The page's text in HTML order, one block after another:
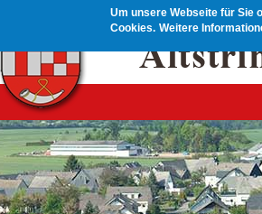
Um unsere Webseite für Sie
Cookies. Weitere